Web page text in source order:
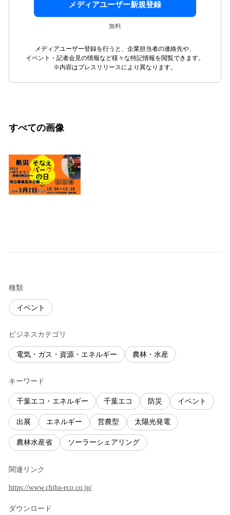
メディアユーザー新規登録
無料
メディアユーザー登録を行うと、企業担当者の連絡先や、
イベント・記者会見の情報など様々な特記情報を閲覧できます。
※内容はプレスリリースにより異なります。
すべての画像
種類
イベント
ビジネスカテゴリ
電気・ガス・資源・エネルギー 農林・水産
キーワード
千葉エコ・エネルギー 千葉エコ 防災 イベント
出展 エネルギー 営農型 太陽光発電
農林水産省 ソーラーシェアリング
関連リンク
https://www.chiba-eco.co.jp/
ダウンロード